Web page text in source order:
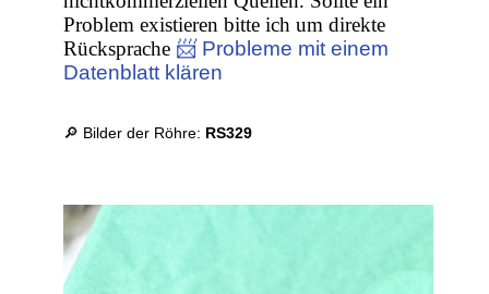
Problem existieren bitte ich um direkte
Rücksprache 📨 Probleme mit einem
Datenblatt klären
🔎 Bilder der Röhre: RS329